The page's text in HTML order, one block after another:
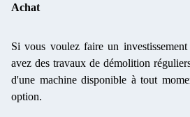
Achat
Si vous voulez faire un
avez des travaux de démolition
d'une machine disponible à tout
option.